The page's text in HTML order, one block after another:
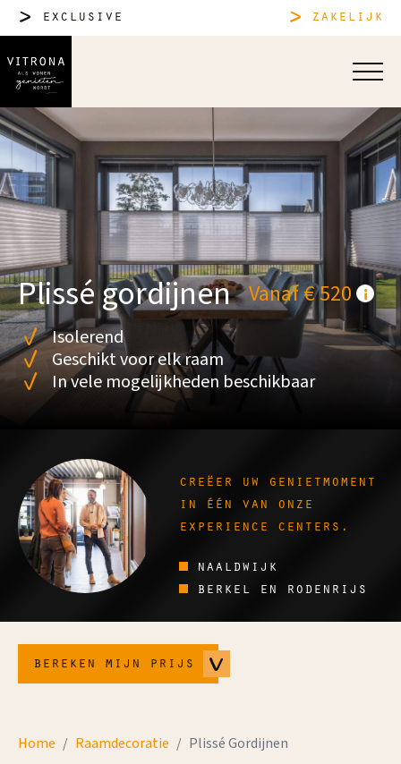
exclusive zakelijk
Plissé gordijnen Vanaf € 520
Isolerend
Geschikt voor elk raam
In vele mogelijkheden beschikbaar
creëer uw genietmoment
in één van onze
experience centers.
naaldwijk
berkel en rodenrijs
bereken mijn prijs
Home Raamdecoratie Plissé Gordijnen